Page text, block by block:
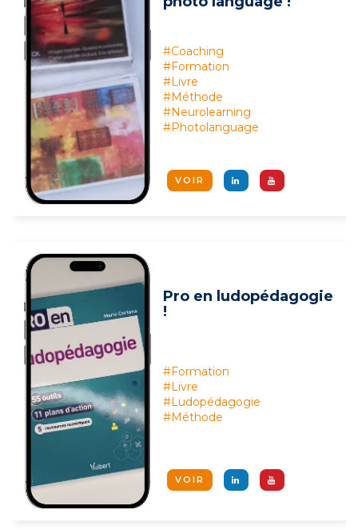
#Coaching
#Formation
#Livre
#Méthode
#Neurolearning
#Photolanguage
VOIR
Pro en ludopédagogie
!
#Formation
#Livre
#Ludopédagogie
#Méthode
VOIR